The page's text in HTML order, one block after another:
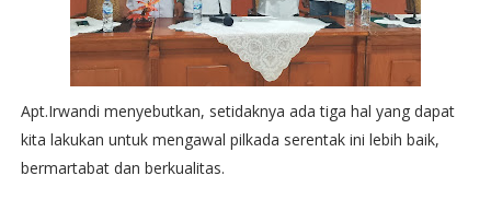
Apt.Irwandi menyebutkan, setidaknya ada tiga hal yang dapat
kita lakukan untuk mengawal pilkada serentak ini lebih baik,
bermartabat dan berkualitas.